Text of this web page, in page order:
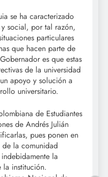
se ha caracterizado
social, por tal razón,
particulares
que hacen parte de
es que estas
de la universidad
apoyo y solución a
universitario.
de Estudiantes
de Andrés Julián
pues ponen en
la comunidad
la
la institución.